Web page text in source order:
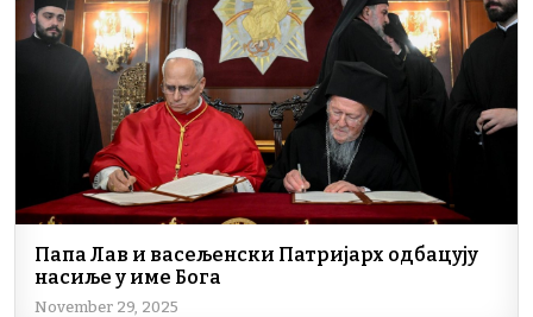
Папа Лав и васељенски Патријарх одбацују
насиље у име Бога
November 29, 2025